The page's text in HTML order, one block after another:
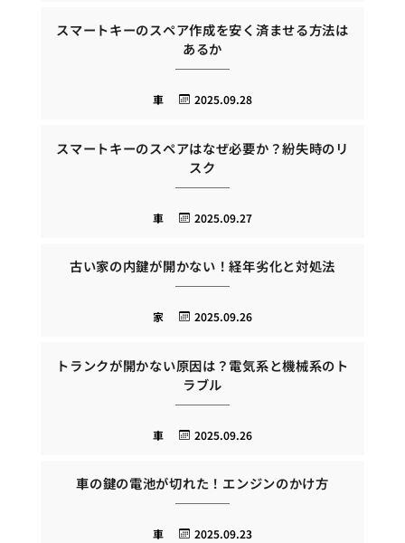
スマートキーのスペア作成を安く済ませる方法は
あるか
2025.09.28
車
スマートキーのスペアはなぜ必要か？紛失時のリ
スク
2025.09.27
車
古い家の内鍵が開かない！経年劣化と対処法
2025.09.26
家
トランクが開かない原因は？電気系と機械系のト
ラブル
2025.09.26
車
車の鍵の電池が切れた！エンジンのかけ方
2025.09.23
車